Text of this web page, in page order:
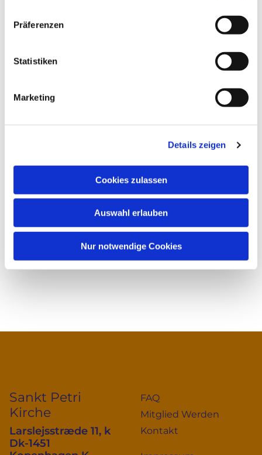
Präferenzen
Statistiken
Marketing
Details zeigen
Cookies zulassen
Auswahl erlauben
Nur notwendige Cookies
Sankt Petri
Kirche
Larslejsstræde 11, k
Dk-1451
FAQ
Mitglied Werden
Kontakt